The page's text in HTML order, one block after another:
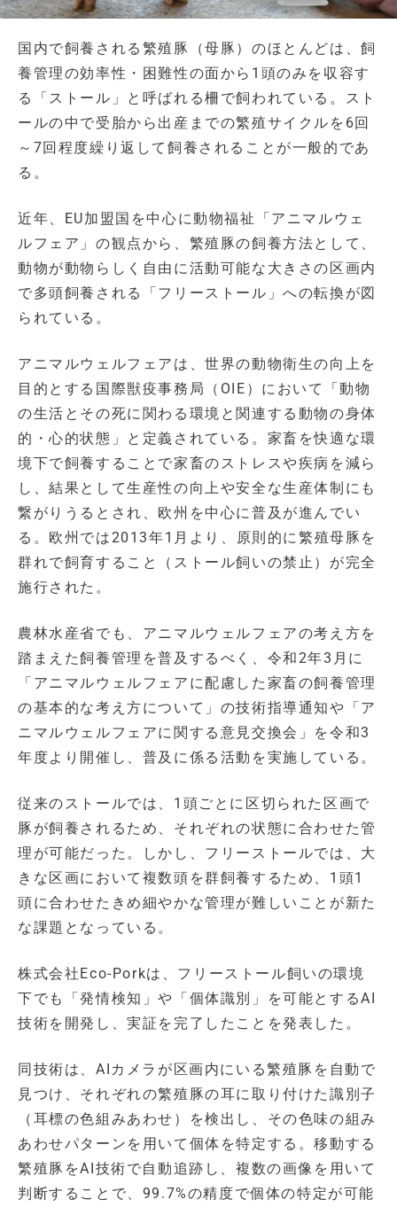
国内で飼養される繁殖豚（母豚）のほとんどは、飼
養管理の効率性・困難性の面から1頭のみを収容す
る「ストール」と呼ばれる柵で飼われている。スト
ールの中で受胎から出産までの繁殖サイクルを6回
～7回程度繰り返して飼養されることが一般的であ
る。
近年、EU加盟国を中心に動物福祉「アニマルウェ
ルフェア」の観点から、繁殖豚の飼養方法として、
動物が動物らしく自由に活動可能な大きさの区画内
で多頭飼養される「フリーストール」への転換が図
られている。
アニマルウェルフェアは、世界の動物衛生の向上を
目的とする国際獣疫事務局（OIE）において「動物
の生活とその死に関わる環境と関連する動物の身体
的・心的状態」と定義されている。家畜を快適な環
境下で飼養することで家畜のストレスや疾病を減ら
し、結果として生産性の向上や安全な生産体制にも
繋がりうるとされ、欧州を中心に普及が進んでい
る。欧州では2013年1月より、原則的に繁殖母豚を
群れで飼育すること（ストール飼いの禁止）が完全
施行された。
農林水産省でも、アニマルウェルフェアの考え方を
踏まえた飼養管理を普及するべく、令和2年3月に
「アニマルウェルフェアに配慮した家畜の飼養管理
の基本的な考え方について」の技術指導通知や「ア
ニマルウェルフェアに関する意見交換会」を令和3
年度より開催し、普及に係る活動を実施している。
従来のストールでは、1頭ごとに区切られた区画で
豚が飼養されるため、それぞれの状態に合わせた管
理が可能だった。しかし、フリーストールでは、大
きな区画において複数頭を群飼養するため、1頭1
頭に合わせたきめ細やかな管理が難しいことが新た
な課題となっている。
株式会社Eco-Porkは、フリーストール飼いの環境
下でも「発情検知」や「個体識別」を可能とするAI
技術を開発し、実証を完了したことを発表した。
同技術は、AIカメラが区画内にいる繁殖豚を自動で
見つけ、それぞれの繁殖豚の耳に取り付けた識別子
（耳標の色組みあわせ）を検出し、その色味の組み
あわせパターンを用いて個体を特定する。移動する
繁殖豚をAI技術で自動追跡し、複数の画像を用いて
判断することで、99.7%の精度で個体の特定が可能